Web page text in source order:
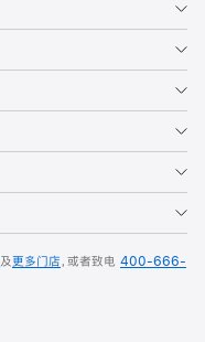
及更多门店，或者致电 400-666-